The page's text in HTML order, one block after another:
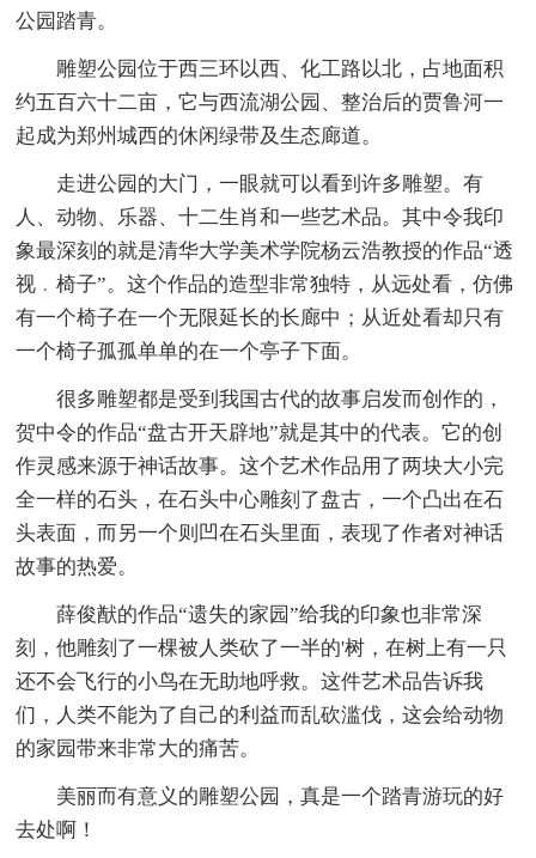
公园踏青。
雕塑公园位于西三环以西、化工路以北，占地面积
约五百六十二亩，它与西流湖公园、整治后的贾鲁河一
起成为郑州城西的休闲绿带及生态廊道。
走进公园的大门，一眼就可以看到许多雕塑。有
人、动物、乐器、十二生肖和一些艺术品。其中令我印
象最深刻的就是清华大学美术学院杨云浩教授的作品“透
视﹒椅子”。这个作品的造型非常独特，从远处看，仿佛
有一个椅子在一个无限延长的长廊中；从近处看却只有
一个椅子孤孤单单的在一个亭子下面。
很多雕塑都是受到我国古代的故事启发而创作的，
贺中令的作品“盘古开天辟地”就是其中的代表。它的创
作灵感来源于神话故事。这个艺术作品用了两块大小完
全一样的石头，在石头中心雕刻了盘古，一个凸出在石
头表面，而另一个则凹在石头里面，表现了作者对神话
故事的热爱。
薛俊猷的作品“遗失的家园”给我的印象也非常深
刻，他雕刻了一棵被人类砍了一半的'树，在树上有一只
还不会飞行的小鸟在无助地呼救。这件艺术品告诉我
们，人类不能为了自己的利益而乱砍滥伐，这会给动物
的家园带来非常大的痛苦。
美丽而有意义的雕塑公园，真是一个踏青游玩的好
去处啊！